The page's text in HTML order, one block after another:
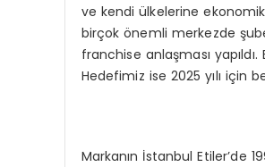
ve kendi ülkelerine
birçok önemli merkezde
franchise anlaşması
Hedefimiz ise 2025 yılı için
Markanın İstanbul Etiler’de